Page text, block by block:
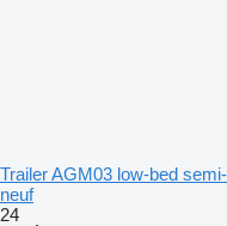
Trailer AGM03 low-bed
neuf
24